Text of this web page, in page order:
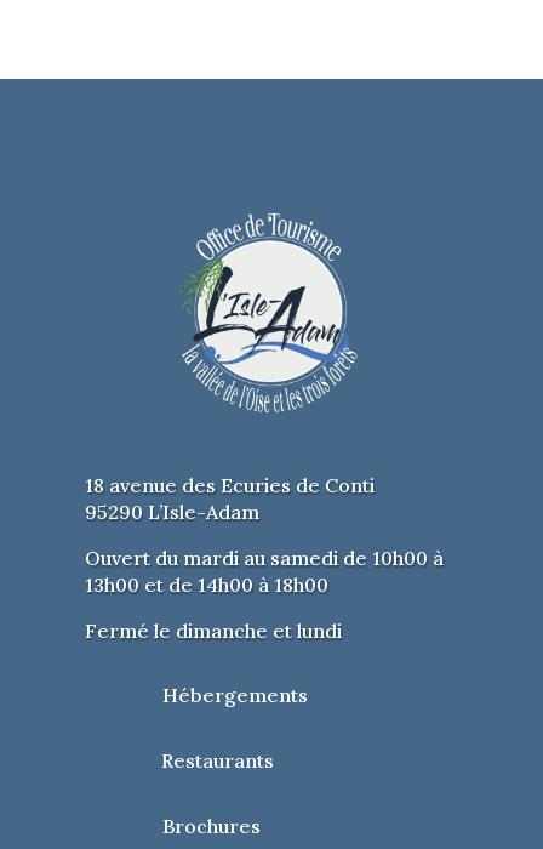
18 avenue des Ecuries de Conti
95290 L’Isle-Adam
Ouvert du mardi au samedi de 10h00 à
13h00 et de 14h00 à 18h00
Fermé le dimanche et lundi
Hébergements
Restaurants
Brochures